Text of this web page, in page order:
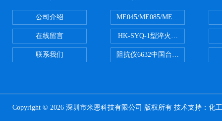
公司介绍
在线留言
联系我们
ME045/ME085/ME150ME系列
HK-SYQ-1型淬火介质冷却性能测
阻抗仪6632中国台湾益和
Copyright © 2026 深圳市米恩科技有限公司 版权所有 技术支持： 化